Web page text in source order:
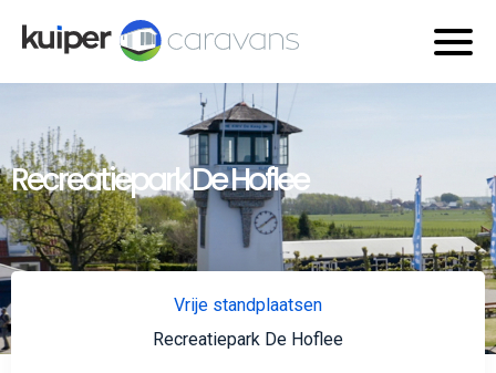
Recreatiepark De Hoflee
Vrije standplaatsen
Recreatiepark De Hoflee